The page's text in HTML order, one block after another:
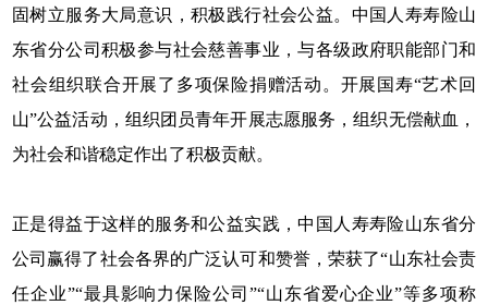
固树立服务大局意识，积极践行社会公益。中国人寿寿险山
东省分公司积极参与社会慈善事业，与各级政府职能部门和
社会组织联合开展了多项保险捐赠活动。开展国寿“艺术回
山”公益活动，组织团员青年开展志愿服务，组织无偿献血，
为社会和谐稳定作出了积极贡献。
正是得益于这样的服务和公益实践，中国人寿寿险山东省分
公司赢得了社会各界的广泛认可和赞誉，荣获了“山东社会责
任企业”“最具影响力保险公司”“山东省爱心企业”等多项称